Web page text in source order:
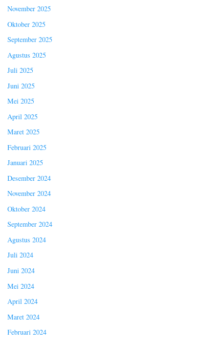
November 2025
Oktober 2025
September 2025
Agustus 2025
Juli 2025
Juni 2025
Mei 2025
April 2025
Maret 2025
Februari 2025
Januari 2025
Desember 2024
November 2024
Oktober 2024
September 2024
Agustus 2024
Juli 2024
Juni 2024
Mei 2024
April 2024
Maret 2024
Februari 2024